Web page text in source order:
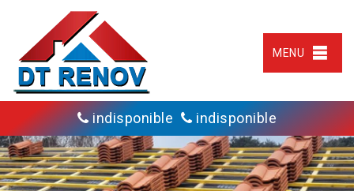
MENU
indisponible indisponible